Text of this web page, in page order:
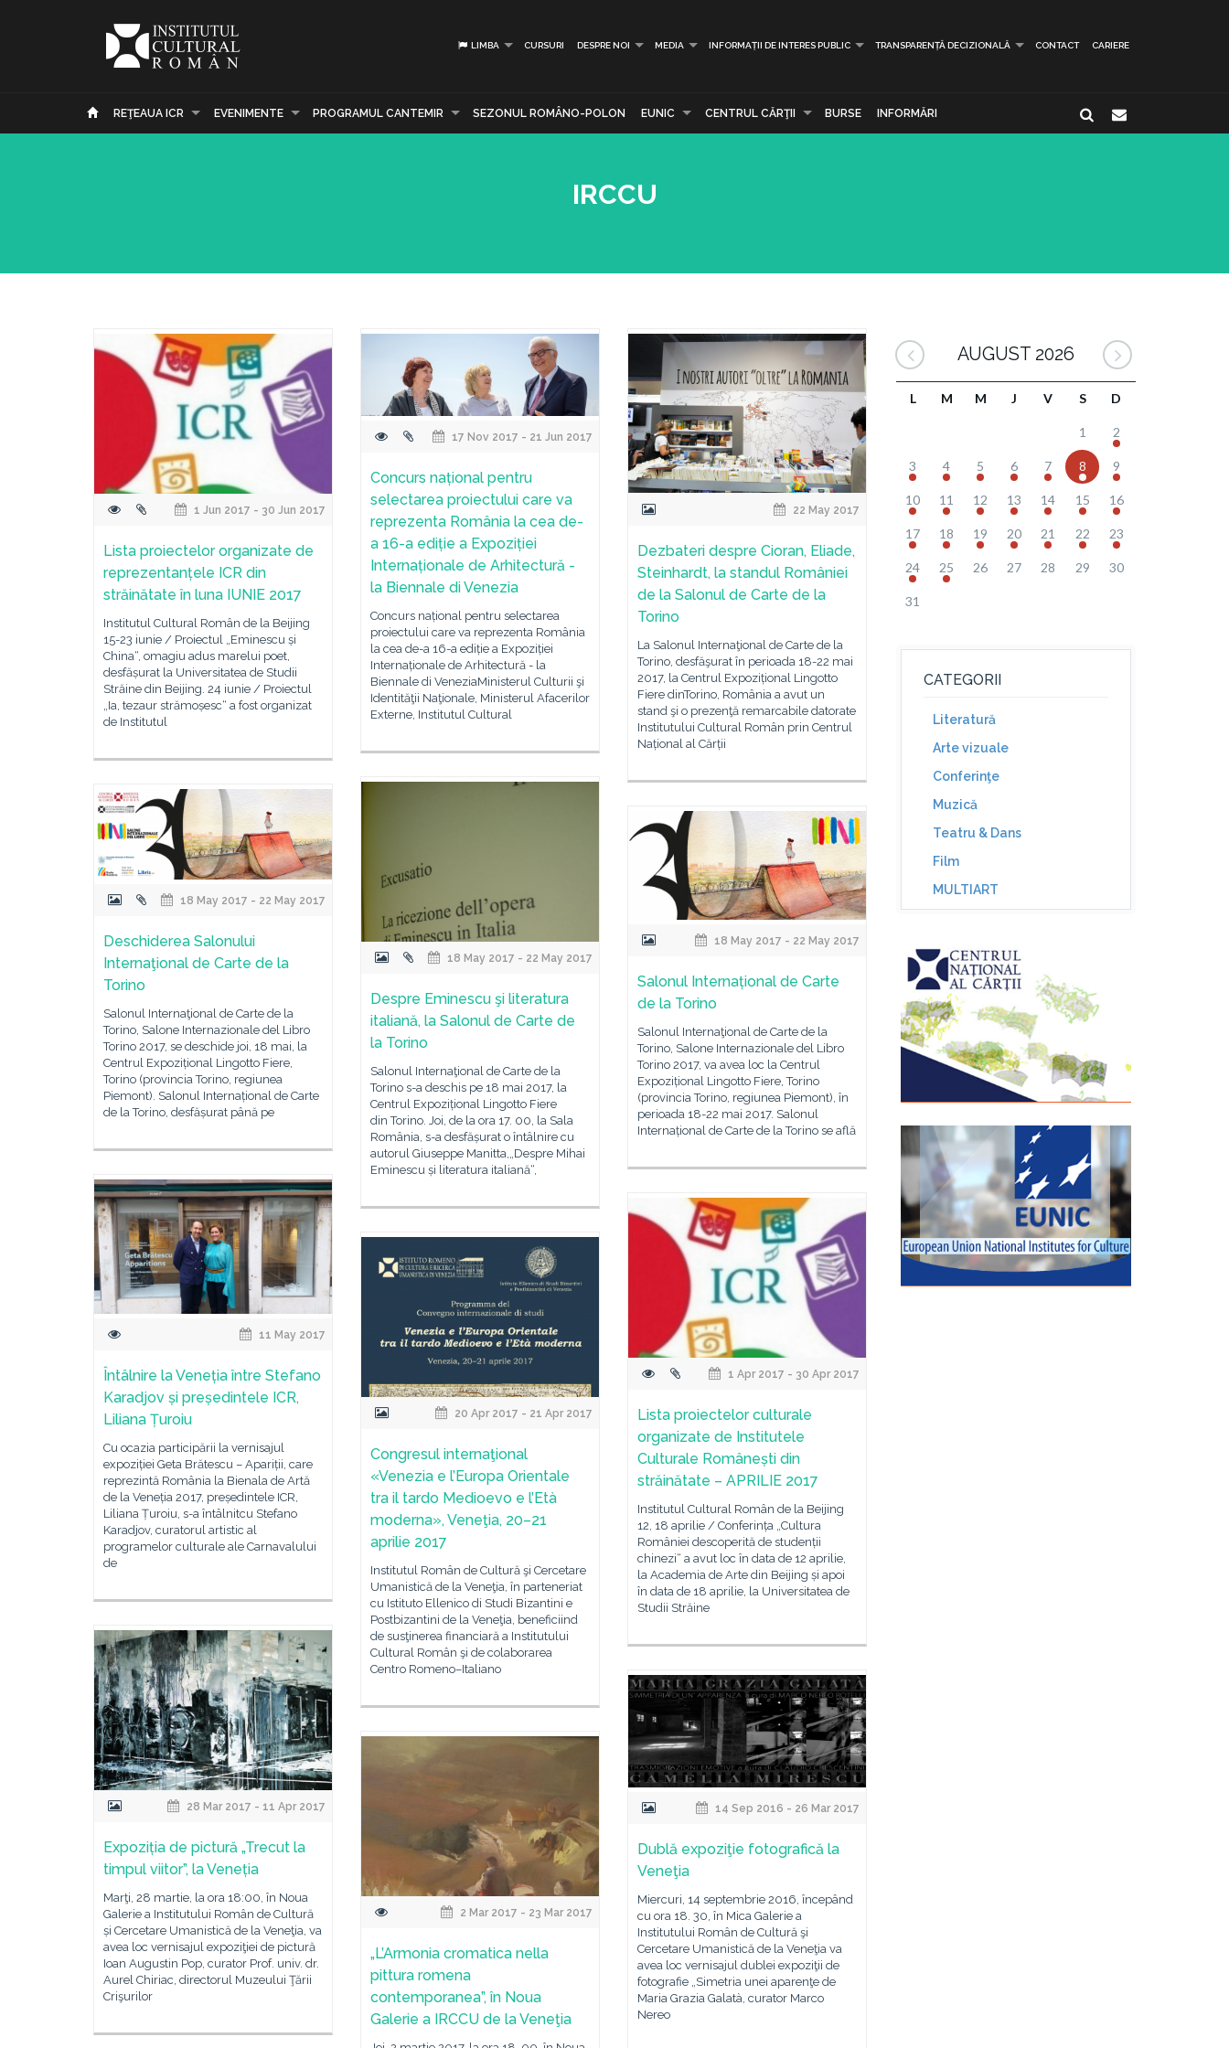
LIMBA CURSURI DESPRE NOI MEDIA INFORMAȚII DE INTERES PUBLIC TRANSPARENȚĂ DECIZIONALĂ CONTACT CARIERE
REŢEAUA ICR EVENIMENTE PROGRAMUL CANTEMIR SEZONUL ROMÂNO-POLON EUNIC CENTRUL CĂRŢII BURSE INFORMĂRI
IRCCU
1 Jun 2017 - 30 Jun 2017
Lista proiectelor organizate de
reprezentanțele ICR din
străinătate în luna IUNIE 2017
Institutul Cultural Român de la Beijing
15-23 iunie / Proiectul „Eminescu și
China“, omagiu adus marelui poet,
desfășurat la Universitatea de Studii
Străine din Beijing. 24 iunie / Proiectul
„Ia, tezaur strămoșesc“ a fost organizat
de Institutul
17 Nov 2017 - 21 Jun 2017
Concurs național pentru
selectarea proiectului care va
reprezenta România la cea de-
a 16-a ediție a Expoziției
Internaționale de Arhitectură -
la Biennale di Venezia
Concurs național pentru selectarea
proiectului care va reprezenta România
la cea de-a 16-a ediție a Expoziției
Internaționale de Arhitectură - la
Biennale di VeneziaMinisterul Culturii şi
Identităţii Naţionale, Ministerul Afacerilor
Externe, Institutul Cultural
22 May 2017
Dezbateri despre Cioran, Eliade,
Steinhardt, la standul României
de la Salonul de Carte de la
Torino
La Salonul Internaţional de Carte de la
Torino, desfăşurat în perioada 18-22 mai
2017, la Centrul Expozițional Lingotto
Fiere dinTorino, România a avut un
stand şi o prezenţă remarcabile datorate
Institutului Cultural Român prin Centrul
Național al Cărții
18 May 2017 - 22 May 2017
Despre Eminescu şi literatura
italiană, la Salonul de Carte de
la Torino
Salonul Internaţional de Carte de la
Torino s-a deschis pe 18 mai 2017, la
Centrul Expozițional Lingotto Fiere
din Torino. Joi, de la ora 17. 00, la Sala
România, s-a desfășurat o întâlnire cu
autorul Giuseppe Manitta,„Despre Mihai
Eminescu și literatura italiană“,
18 May 2017 - 22 May 2017
Deschiderea Salonului
Internaţional de Carte de la
Torino
Salonul Internaţional de Carte de la
Torino, Salone Internazionale del Libro
Torino 2017, se deschide joi, 18 mai, la
Centrul Expozițional Lingotto Fiere,
Torino (provincia Torino, regiunea
Piemont). Salonul Internațional de Carte
de la Torino, desfășurat până pe
18 May 2017 - 22 May 2017
Salonul Internațional de Carte
de la Torino
Salonul Internaţional de Carte de la
Torino, Salone Internazionale del Libro
Torino 2017, va avea loc la Centrul
Expozițional Lingotto Fiere, Torino
(provincia Torino, regiunea Piemont), în
perioada 18-22 mai 2017. Salonul
Internațional de Carte de la Torino se află
11 May 2017
Întâlnire la Veneția între Stefano
Karadjov și președintele ICR,
Liliana Țuroiu
Cu ocazia participării la vernisajul
expoziției Geta Brătescu – Apariții, care
reprezintă România la Bienala de Artă
de la Veneția 2017, președintele ICR,
Liliana Țuroiu, s-a întâlnitcu Stefano
Karadjov, curatorul artistic al
programelor culturale ale Carnavalului
de
1 Apr 2017 - 30 Apr 2017
Lista proiectelor culturale
organizate de Institutele
Culturale Românești din
străinătate – APRILIE 2017
Institutul Cultural Român de la Beijing
12, 18 aprilie / Conferința „Cultura
României descoperită de studenții
chinezi“ a avut loc în data de 12 aprilie,
la Academia de Arte din Beijing și apoi
în data de 18 aprilie, la Universitatea de
Studii Străine
20 Apr 2017 - 21 Apr 2017
Congresul internaţional
«Venezia e l’Europa Orientale
tra il tardo Medioevo e l’Età
moderna», Veneţia, 20–21
aprilie 2017
Institutul Român de Cultură şi Cercetare
Umanistică de la Veneţia, în parteneriat
cu Istituto Ellenico di Studi Bizantini e
Postbizantini de la Veneţia, beneficiind
de susţinerea financiară a Institutului
Cultural Român şi de colaborarea
Centro Romeno–Italiano
28 Mar 2017 - 11 Apr 2017
Expoziția de pictură „Trecut la
timpul viitor”, la Veneția
Marţi, 28 martie, la ora 18:00, în Noua
Galerie a Institutului Român de Cultură
și Cercetare Umanistică de la Veneţia, va
avea loc vernisajul expoziţiei de pictură
Ioan Augustin Pop, curator Prof. univ. dr.
Aurel Chiriac, directorul Muzeului Ţării
Crişurilor
14 Sep 2016 - 26 Mar 2017
Dublă expoziţie fotografică la
Veneţia
Miercuri, 14 septembrie 2016, începând
cu ora 18. 30, în Mica Galerie a
Institutului Român de Cultură şi
Cercetare Umanistică de la Veneţia va
avea loc vernisajul dublei expoziţii de
fotografie „Simetria unei aparenţe de
Maria Grazia Galatà, curator Marco
Nereo
2 Mar 2017 - 23 Mar 2017
„L’Armonia cromatica nella
pittura romena
contemporanea”, în Noua
Galerie a IRCCU de la Veneţia
AUGUST 2026
L M M J V S D
1 2
3 4 5 6 7 8 9
10 11 12 13 14 15 16
17 18 19 20 21 22 23
24 25 26 27 28 29 30
31
CATEGORII
Literatură
Arte vizuale
Conferinţe
Muzică
Teatru & Dans
Film
MULTIART